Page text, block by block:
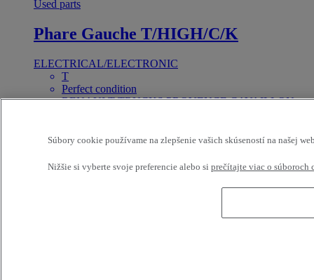
Used parts
Phare Gauche T/HIGH/C/K
ELECTRICAL/ELECTRONIC
T
Perfect condition
RENAULT TRUCKS PROVENCE CAVAILLON
Sold
Used parts
Súbory cookie používame na zlepšenie vašich skúseností na našej
Nižšie si vyberte svoje preferencie alebo si prečítajte viac o súboroch